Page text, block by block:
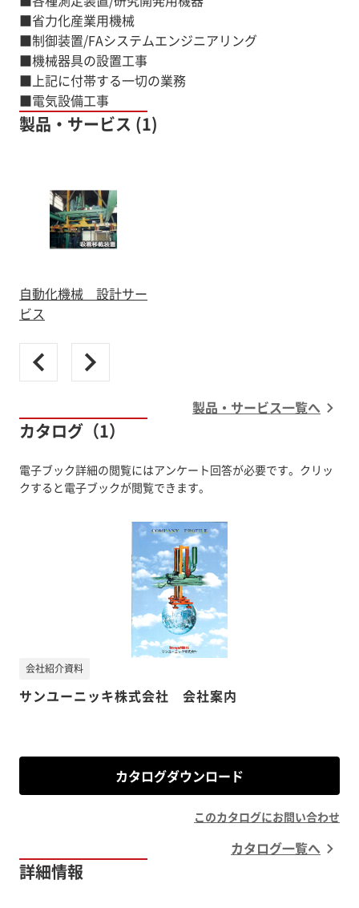
■省力化産業用機械
■制御装置/FAシステムエンジニアリング
■機械器具の設置工事
■上記に付帯する一切の業務
■電気設備工事
製品・サービス (1)
自動化機械 設計サー
ビス
製品・サービス一覧へ
カタログ（1）
電子ブック詳細の閲覧にはアンケート回答が必要です。クリッ
クすると電子ブックが閲覧できます。
サンユーニッキ株式会社 会社案内
会社紹介資料
カタログダウンロード
このカタログにお問い合わせ
カタログ一覧へ
詳細情報